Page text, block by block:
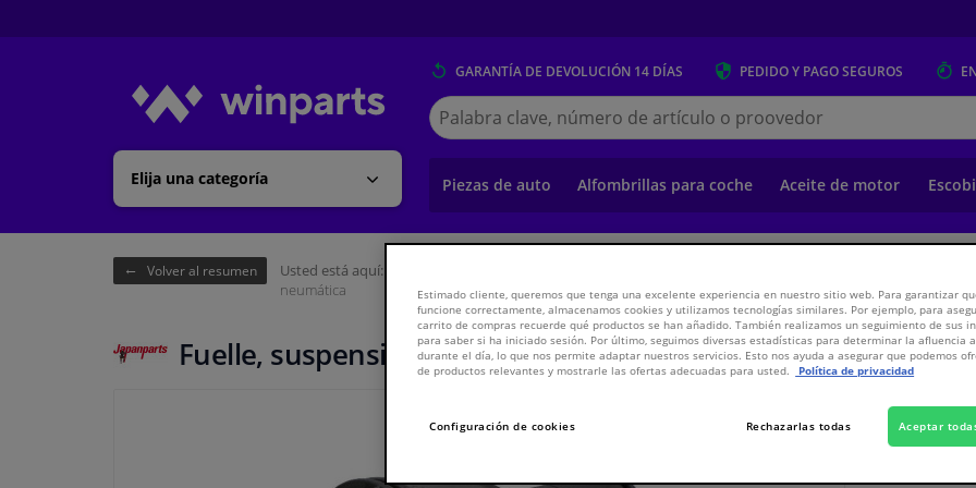
Elija una categoría
GARANTÍA DE DEVOLUCIÓN 14 DÍAS PEDIDO Y PAGOSEGUROS
Buscar
en
Winparts.es
Piezas de auto Alfombrillas para coche Aceite de motor
Volver al resumen Usted está aquí:
neumática
Fuelle, suspensión neumática
94,80 €
Estimado cliente, queremos que tenga una excelente experiencia en nuestro sitio web. Para garantizar
funcione correctamente, almacenamos cookies y utilizamos tecnologías similares. Por ejemplo, para
carrito de compras recuerde qué productos se han añadido. También realizamos un seguimiento de sus
para saber si ha iniciado sesión. Por último, seguimos diversas estadísticas para determinar la afluencia
durante el día, lo que nos permite adaptar nuestros servicios. Esto nos ayuda a asegurar que podemos
de productos relevantes y mostrarle las ofertas adecuadas para usted.
Política de privacidad
Configuración de cookies Rechazarlas todas Aceptar